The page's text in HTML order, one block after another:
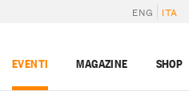
ENG ITA
EVENTI MAGAZINE SHOP